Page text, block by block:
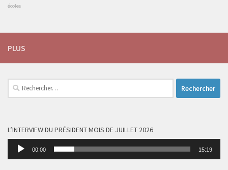
écoles
PLUS
Rechercher :
L’INTERVIEW DU PRÉSIDENT MOIS DE JUILLET 2026
Lecteur
00:00 15:19